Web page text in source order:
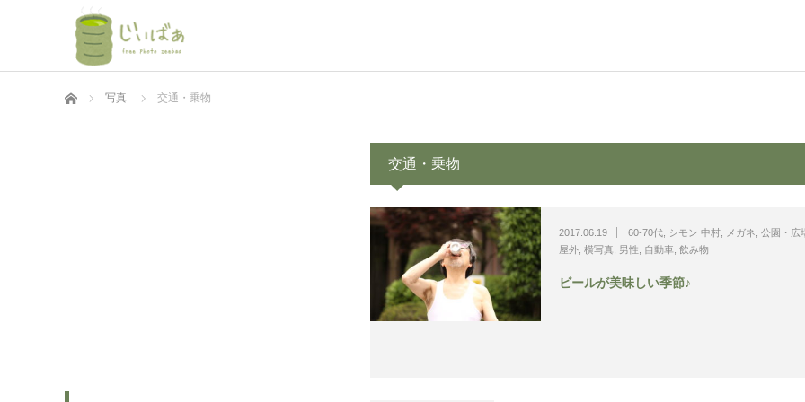
ホーム 写真 交通・乗物
交通・乗物
2017.06.19 60-70代 シモン 中村 メガネ 公園・広
屋外 横写真 男性 自動車 飲み物
ビールが美味しい季節♪